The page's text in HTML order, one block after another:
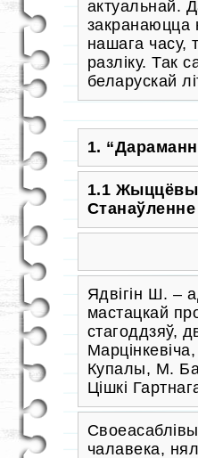
актуальнай.
закранаюцца
нашага часу,
разліку. Так
беларускай
1.
1.1 Жыццёвы
Станаўленне
Ядвігін Ш. –
мастацкай
стагоддзяў,
Купалы, М.
Цішкі
чалавека,